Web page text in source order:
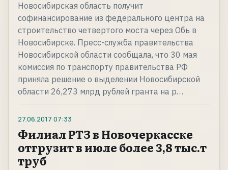
Новосибирская область получит
софинансирование из федерального центра на
строительство четвертого моста через Обь в
Новосибирске. Пресс-служба правительства
Новосибирской области сообщала, что 30 мая
комиссия по транспорту правительства РФ
приняла решение о выделении Новосибирской
области 26,273 млрд рублей гранта на р…
27.06.2017 07:33
Филиал РТЗ в Новочеркасске
отгрузит в июле более 3,8 тыс.т
труб